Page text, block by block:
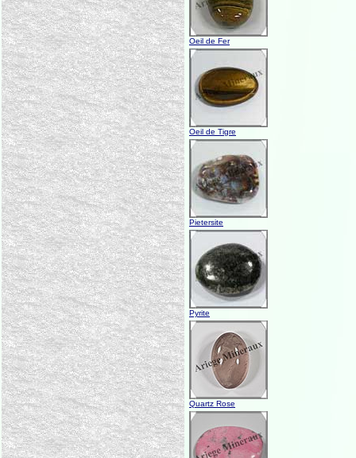
Oeil de Fer
Oeil de Tigre
Pietersite
Pyrite
Quartz Rose